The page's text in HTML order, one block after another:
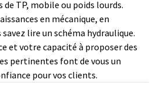
de TP, mobile ou poids lourds.
en mécanique, en
lire un schéma hydraulique.
et votre capacité à proposer des
pertinentes font de vous un
pour vos clients.